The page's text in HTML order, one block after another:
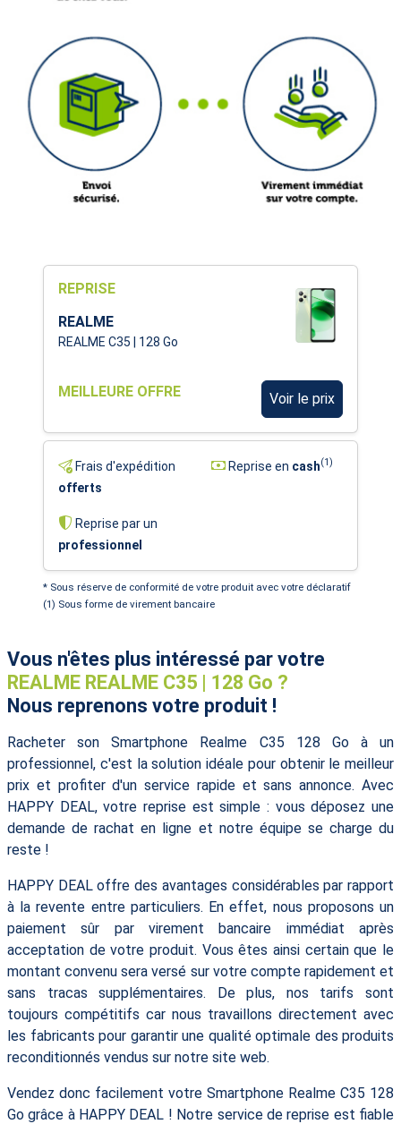
REPRISE
REALME
REALME C35 | 128 Go
MEILLEURE OFFRE Voir le prix
Frais d'expédition
offerts
Reprise en cash(1)
Reprise par un
professionnel
* Sous réserve de conformité de votre produit avec votre déclaratif
(1) Sous forme de virement bancaire
Vous n'êtes plus intéressé par votre
REALME REALME C35 | 128 Go ?
Nous reprenons votre produit !
Racheter son Smartphone Realme C35 128 Go à un
professionnel, c'est la solution idéale pour obtenir le meilleur
prix et profiter d'un service rapide et sans annonce. Avec
HAPPY DEAL, votre reprise est simple : vous déposez une
demande de rachat en ligne et notre équipe se charge du
reste !
HAPPY DEAL offre des avantages considérables par rapport
à la revente entre particuliers. En effet, nous proposons un
paiement sûr par virement bancaire immédiat après
acceptation de votre produit. Vous êtes ainsi certain que le
montant convenu sera versé sur votre compte rapidement et
sans tracas supplémentaires. De plus, nos tarifs sont
toujours compétitifs car nous travaillons directement avec
les fabricants pour garantir une qualité optimale des produits
reconditionnés vendus sur notre site web.
Vendez donc facilement votre Smartphone Realme C35 128
Go grâce à HAPPY DEAL ! Notre service de reprise est fiable